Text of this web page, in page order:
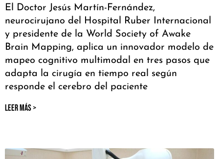
El Doctor Jesús Martín-Fernández,
neurocirujano del Hospital Ruber Internacional
y presidente de la World Society of Awake
Brain Mapping, aplica un innovador modelo de
mapeo cognitivo multimodal en tres pasos que
adapta la cirugía en tiempo real según
responde el cerebro del paciente
LEER MÁS >